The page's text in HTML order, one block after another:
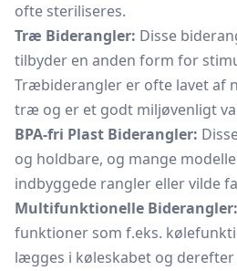
ofte steriliseres.
Træ Biderangler: Disse
tilbyder en anden form for
Træbiderangler er ofte lavet af
træ og er et godt miljøvenligt
BPA-fri Plast Biderangler:
og holdbare, og mange
indbyggede rangler eller vilde
Multifunktionelle Biderangler:
funktioner som f.eks.
lægges i køleskabet og